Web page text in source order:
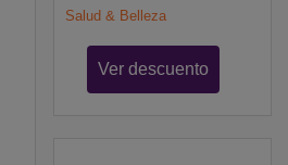
Salud & Belleza
Ver descuento